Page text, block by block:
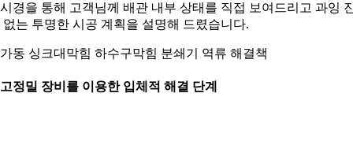
경을 통해 고객님께 배관 내부 상태를 직접 보여드리고 과잉
없는 투명한 시공 계획을 설명해 드렸습니다.
동 싱크대막힘 하수구막힘 분쇄기 역류 해결책
정밀 장비를 이용한 입체적 해결 단계